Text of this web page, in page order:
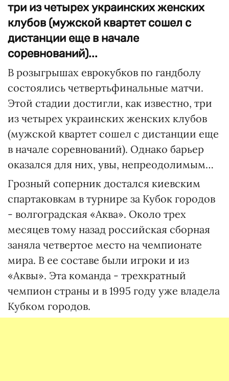
три из четырех украинских женских
клубов (мужской квартет сошел с
дистанции еще в начале
соревнований)...
В розыгрышах еврокубков по гандболу
состоялись четвертьфинальные матчи.
Этой стадии достигли, как известно, три
из четырех украинских женских клубов
(мужской квартет сошел с дистанции еще
в начале соревнований). Однако барьер
оказался для них, увы, непреодолимым…
Грозный соперник достался киевским
спартаковкам в турнире за Кубок городов
- волгоградская «Аква». Около трех
месяцев тому назад российская сборная
заняла четвертое место на чемпионате
мира. В ее составе были игроки и из
«Аквы». Эта команда - трехкратный
чемпион страны и в 1995 году уже владела
Кубком городов.